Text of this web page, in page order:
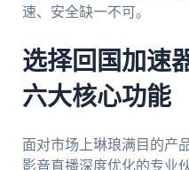
速、安全缺一不可。
选择回国加速
六大核心功能
面对市场上琳琅满目的产
影音直播深度优化的专业